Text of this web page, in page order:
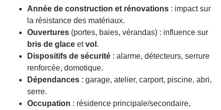
Année de construction et rénovations : impact sur
la résistance des matériaux.
Ouvertures (portes, baies, vérandas) : influence sur
bris de glace etvol .
Dispositifs de sécurité : alarme, détecteurs, serrure
renforcée, domotique.
Dépendances : garage, atelier, carport, piscine, abri,
serre.
Occupation : résidence principale/secondaire,